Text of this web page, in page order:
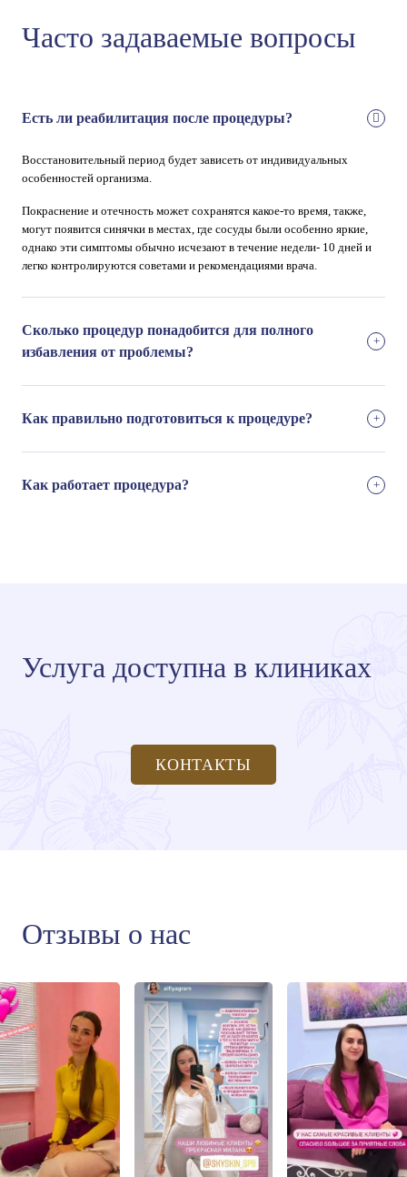
Часто задаваемые вопросы
Есть ли реабилитация после процедуры?
Восстановительный период будет зависеть от индивидуальных
особенностей организма.
Покраснение и отечность может сохранятся какое-то время, также,
могут появится синячки в местах, где сосуды были особенно яркие,
однако эти симптомы обычно исчезают в течение недели- 10 дней и
легко контролируются советами и рекомендациями врача.
Сколько процедур понадобится для полного
избавления от проблемы?
Как правильно подготовиться к процедуре?
Как работает процедура?
Услуга доступна в клиниках
КОНТАКТЫ
Отзывы о нас